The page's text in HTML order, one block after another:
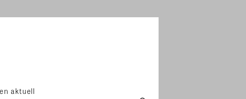
aktuell